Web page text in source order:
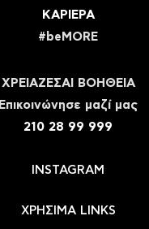
ΚΑΡΙΕΡΑ
#beMORE
ΧΡΕΙΑΖΕΣΑΙ ΒΟΗΘΕΙΑ
Eπικοινώνησε μαζί μας
210 28 99 999
INSTAGRAM
ΧΡΗΣΙΜΑ LINKS